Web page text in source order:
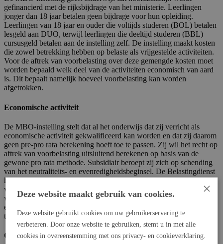
gefinancierd met de rijksbijdrage van het ministerie. Leerlingen
jonger dan 18 jaar betalen geen bijdrage voor hun opleiding.
Leerlingen van 18 jaar en ouder die voltijds studeren (BOL) betalen
lesgeld aan DUO, terwijl leerlingen die deeltijd studeren (BBL)
cursusgeld betalen aan de instelling zelf. De instelling maakt kosten
die zowel betrekking hebben op belaste als vrijgestelde activiteiten.
Voor de aftrek van voorbelasting over deze gemengde kosten moet
worden bepaald welk deel van de activiteiten economisch van aard
is. Dit bepaalt namelijk hoeveel voorbelasting kan worden
afgetrokken.
Economische activiteit
De MBO-instelling stelt dat al het onderwijs dat zij verricht als
economische activiteit gekwalificeerd kan worden en dat zij daarom
geen pre-pro rata berekening hoeft toe te passen. Zij wil het recht op
aftrek van voorbelasting uitsluitend berekenen op basis van de
gewone pro rata methode. Subsidiair beroept zij zich op schending
van het neutraliteits- en evenredigheidsbeginsel. De Belastingdienst
houdt vol dat een deel van de onderwijsactiviteiten niet-economisch
van aard is, waardoor eerst een pre-pro rata berekening moet
worden gemaakt om het economische deel te scheiden van het niet-
economische deel, waarna pas de pro rata berekening kan worden
toegepast.
Onderscheid
×
Deze website maakt gebruik van cookies.
Deze website gebruikt cookies om uw gebruikerservaring te
verbeteren. Door onze website te gebruiken, stemt u in met alle
cookies in overeenstemming met ons privacy- en cookieverklaring.